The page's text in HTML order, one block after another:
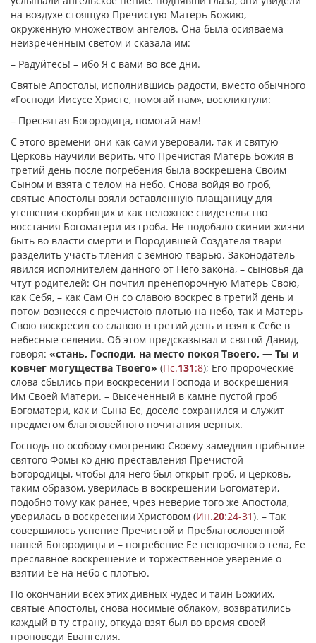
на воздухе стоящую Пречистую Матерь Божию,
окруженную множеством ангелов. Она была осияваема
неизреченным светом и сказала им:
– Радуйтесь! – ибо Я с вами во все дни.
Святые Апостолы, исполнившись радости, вместо обычного
«Господи Иисусе Христе, помогай нам», воскликнули:
– Пресвятая Богородица, помогай нам!
С этого времени они как сами уверовали, так и святую
Церковь научили верить, что Пречистая Матерь Божия в
третий день после погребения была воскрешена Своим
Сыном и взята с телом на небо. Снова войдя во гроб,
святые Апостолы взяли оставленную плащаницу для
утешения скорбящих и как неложное свидетельство
восстания Богоматери из гроба. Не подобало скинии жизни
быть во власти смерти и Породившей Создателя твари
разделить участь тления с земною тварью. Законодатель
явился исполнителем данного от Него закона, – сыновья да
чтут родителей: Он почтил пренепорочную Матерь Свою,
как Себя, – как Сам Он со славою воскрес в третий день и
потом вознесся с пречистою плотью на небо, так и Матерь
Свою воскресил со славою в третий день и взял к Себе в
небесные селения. Об этом предсказывал и святой Давид,
говоря: «стань, Господи, на место покоя Твоего, — Ты и
ковчег могущества Твоего» (Пс.131:8); Его пророческие
слова сбылись при воскресении Господа и воскрешения
Им Своей Матери. – Высеченный в камне пустой гроб
Богоматери, как и Сына Ее, доселе сохранился и служит
предметом благоговейного почитания верных.
Господь по особому смотрению Своему замедлил прибытие
святого Фомы ко дню преставления Пречистой
Богородицы, чтобы для него был открыт гроб, и церковь,
таким образом, уверилась в воскрешении Богоматери,
подобно тому как ранее, чрез неверие того же Апостола,
уверилась в воскресении Христовом (Ин.20:24-31). – Так
совершилось успение Пречистой и Преблагословенной
нашей Богородицы и – погребение Ее непорочного тела, Ее
преславное воскрешение и торжественное уверение о
взятии Ее на небо с плотью.
По окончании всех этих дивных чудес и таин Божиих,
святые Апостолы, снова носимые облаком, возвратились
каждый в ту страну, откуда взят был во время своей
проповеди Евангелия.